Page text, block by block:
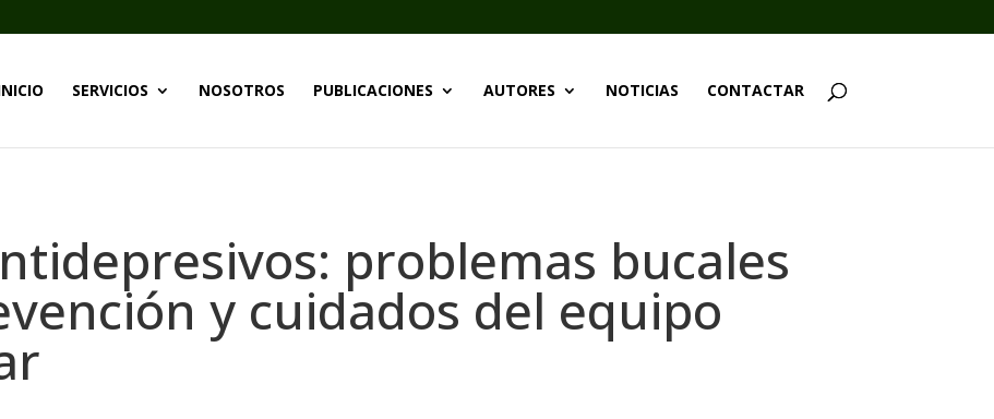
SERVICIOS NOSOTROS PUBLICACIONES AUTORES NOTICIAS CONTACTAR
problemas bucales
y cuidados del equipo